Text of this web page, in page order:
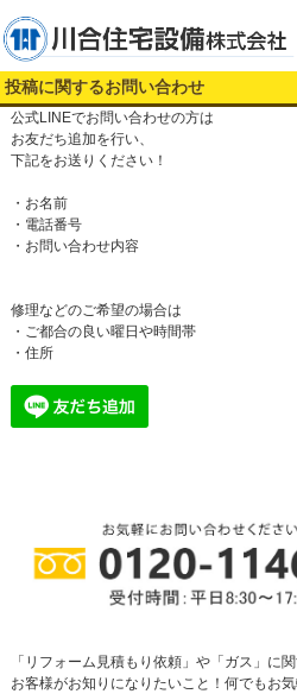
投稿に関するお問い合わせ
公式LINEでお問い合わせの方は
お友だち追加を行い、
下記をお送りください！
・お名前
・電話番号
・お問い合わせ内容
修理などのご希望の場合は
・ご都合の良い曜日や時間帯
・住所
「リフォーム見積もり依頼」や「ガス」に
お客様がお知りになりたいこと！何でもお